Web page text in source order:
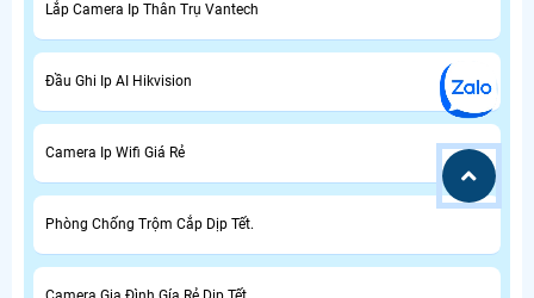
Lắp Camera Ip Thân Trụ Vantech
Đầu Ghi Ip AI Hikvision
Camera Ip Wifi Giá Rẻ
Phòng Chống Trộm Cắp Dịp Tết.